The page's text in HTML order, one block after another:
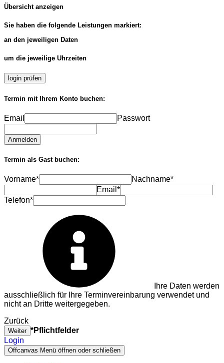
Übersicht anzeigen
Sie haben die folgende Leistungen markiert:
an den jeweiligen Daten
um die jeweilige Uhrzeiten
login prüfen
Termin mit Ihrem Konto buchen:
Email Passwort
Anmelden
Termin als Gast buchen:
Vorname*
Nachname*
Email*
Telefon*
Ihre Daten werden
ausschließlich für Ihre Terminvereinbarung verwendet und
nicht an Dritte weitergegeben.
Zurück
Weiter *Pflichtfelder
Login
Offcanvas Menü öffnen oder schließen